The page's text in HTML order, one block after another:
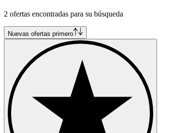
Alfa Romeo Giulietta
Alfa Romeo GTV
Alfa Romeo Montreal
Alfa Romeo Spider
Alfa Romeo SZ-RZ
2 ofertas encontradas para su búsqueda
Nuevas ofertas primero